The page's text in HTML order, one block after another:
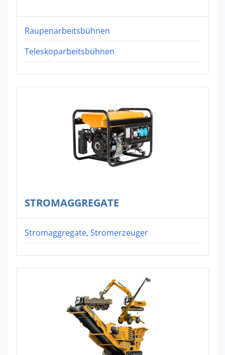
Raupenarbeitsbühnen
Teleskoparbeitsbühnen
STROMAGGREGATE
Stromaggregate, Stromerzeuger